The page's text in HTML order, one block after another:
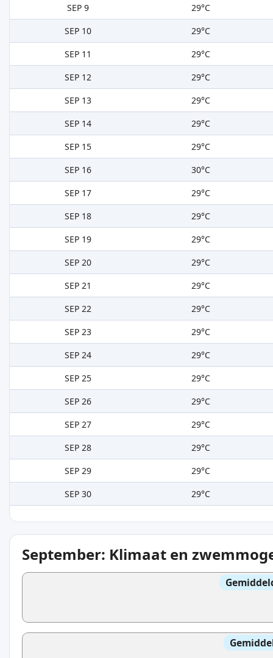
SEP 9
29°C
SEP 10
29°C
SEP 11
29°C
SEP 12
29°C
SEP 13
29°C
SEP 14
29°C
SEP 15
29°C
SEP 16
30°C
SEP 17
29°C
SEP 18
29°C
SEP 19
29°C
SEP 20
29°C
SEP 21
29°C
SEP 22
29°C
SEP 23
29°C
SEP 24
29°C
SEP 25
29°C
SEP 26
29°C
SEP 27
29°C
SEP 28
29°C
SEP 29
29°C
SEP 30
29°C
September: Klimaat en